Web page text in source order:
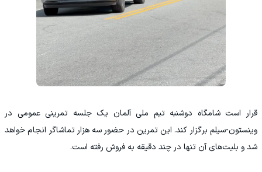
قرار است شامگاه دوشنبه تیم ملی آلمان یک جلسه تمرینی عمومی در
وینستون-سیلم برگزار کند. این تمرین در حضور سه هزار تماشاگر انجام خواهد
شد و بلیت‌های آن تنها در چند دقیقه به فروش رفته است.